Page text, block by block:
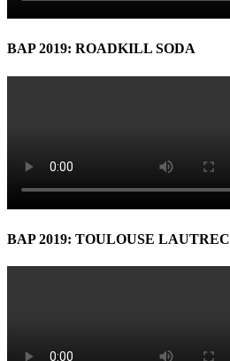
BAP 2019: ROADKILL SODA
BAP 2019: TOULOUSE LAUTREC